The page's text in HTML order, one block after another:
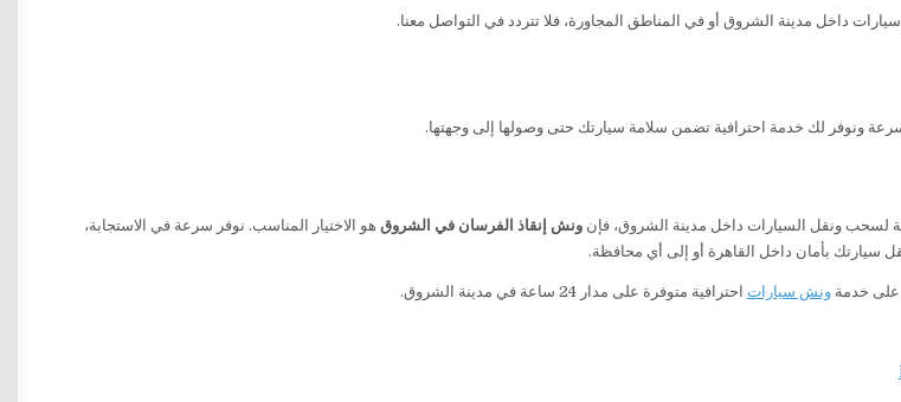
داخل مدينة الشروق أو في المناطق المجاورة، فلا تتردد في التواصل معنا.
لسحب ونقل السيارات داخل مدينة الشروق، فإنونش إنقاذ الفرسان في الشروق هو الاختيار المناسب. نوفر سرعة في الاستجابة،
سيارتك بأمان داخل القاهرة أو إلى أي محافظة.
خدمةونش سيارات احترافية متوفرة على مدار 24 ساعة في مدينة الشروق.